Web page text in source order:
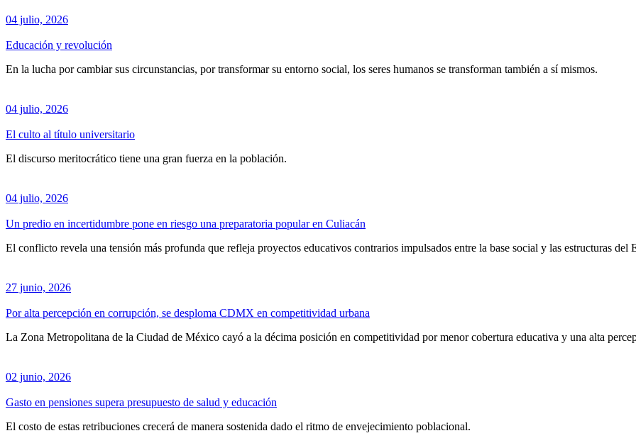
04 julio, 2026
Educación y revolución
En la lucha por cambiar sus circunstancias, por transformar su entorno social, los seres humanos se transforman también a sí mismos.
04 julio, 2026
El culto al título universitario
El discurso meritocrático tiene una gran fuerza en la población.
04 julio, 2026
Un predio en incertidumbre pone en riesgo una preparatoria popular en Culiacán
El conflicto revela una tensión más profunda que refleja proyectos educativos contrarios impulsados entre la base social y las estructuras del
27 junio, 2026
Por alta percepción en corrupción, se desploma CDMX en competitividad urbana
La Zona Metropolitana de la Ciudad de México cayó a la décima posición en competitividad por menor cobertura educativa y una alta
02 junio, 2026
Gasto en pensiones supera presupuesto de salud y educación
El costo de estas retribuciones crecerá de manera sostenida dado el ritmo de envejecimiento poblacional.